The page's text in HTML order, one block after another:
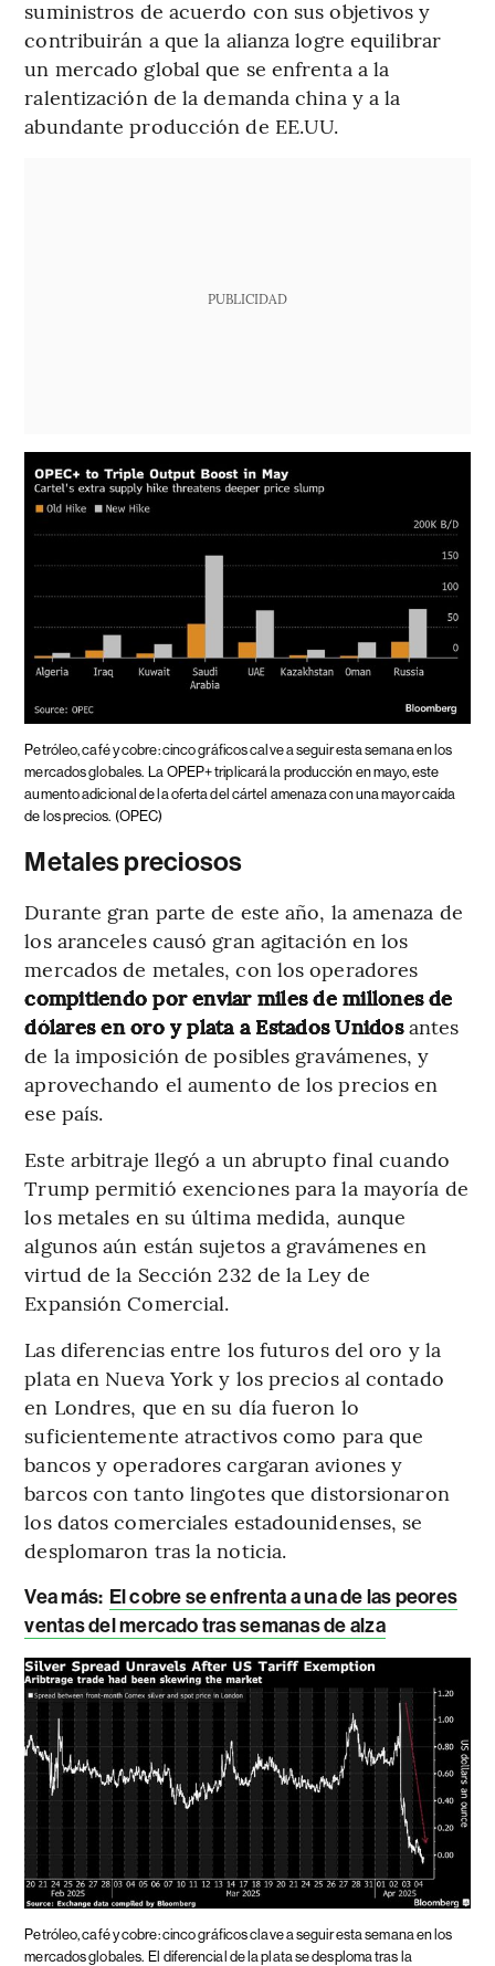
suministros de acuerdo con sus objetivos y
contribuirán a que la alianza logre equilibrar
un mercado global que se enfrenta a la
ralentización de la demanda china y a la
abundante producción de EE.UU.
PUBLICIDAD
Petróleo, café y cobre: cinco gráficos calve a seguir esta semana en los
mercados globales. La OPEP+ triplicará la producción en mayo, este
aumento adicional de la oferta del cártel amenaza con una mayor caída
de los precios. (OPEC)
Metales preciosos
Durante gran parte de este año, la amenaza de
los aranceles causó gran agitación en los
mercados de metales, con los operadores
compitiendo por enviar miles de millones de
dólares en oro y plata a Estados Unidosantes
de la imposición de posibles gravámenes, y
aprovechando el aumento de los precios en
ese país.
Este arbitraje llegó a un abrupto final cuando
Trump permitió exenciones para la mayoría de
los metales en su última medida, aunque
algunos aún están sujetos a gravámenes en
virtud de la Sección 232 de la Ley de
Expansión Comercial.
Las diferencias entre los futuros del oro y la
plata en Nueva York y los precios al contado
en Londres, que en su día fueron lo
suficientemente atractivos como para que
bancos y operadores cargaran aviones y
barcos con tanto lingotes que distorsionaron
los datos comerciales estadounidenses, se
desplomaron tras la noticia.
Vea más: El cobre se enfrenta a una de las peores
ventas del mercado tras semanas de alza
Petróleo, café y cobre: cinco gráficos clave a seguir esta semana en los
mercados globales. El diferencial de la plata se desploma tras la